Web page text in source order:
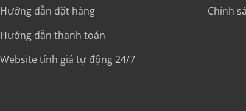
Hướng dẫn đặt hàng
Hướng dẫn thanh toán
Website tính giá tự động 24/7
Chính